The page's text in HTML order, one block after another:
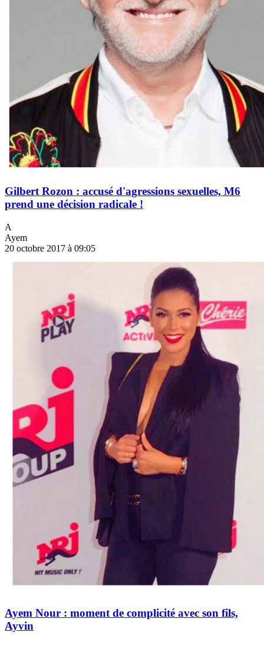
Gilbert Rozon : accusé d'agressions sexuelles, M6
prend une décision radicale !
A
Ayem
20 octobre 2017 à 09:05
Ayem Nour : moment de complicité avec son fils,
Ayvin